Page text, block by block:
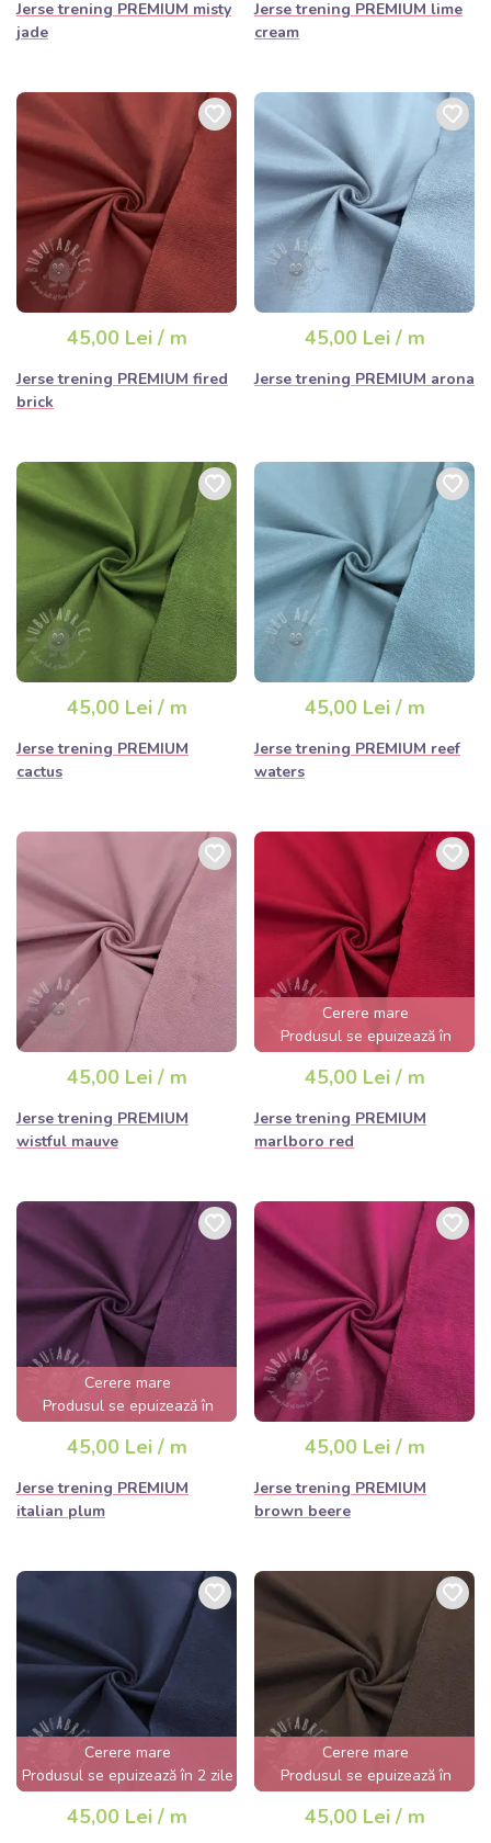
Jerse trening PREMIUM misty
jade
Jerse trening PREMIUM lime
cream
45,00 Lei / m
Jerse trening PREMIUM fired
brick
45,00 Lei / m
Jerse trening PREMIUM arona
45,00 Lei / m
Jerse trening PREMIUM
cactus
45,00 Lei / m
Jerse trening PREMIUM reef
waters
45,00 Lei / m
Jerse trening PREMIUM
wistful mauve
Cerere mare
Produsul se epuizează în
câteva ore
45,00 Lei / m
Jerse trening PREMIUM
marlboro red
Cerere mare
Produsul se epuizează în
câteva ore
45,00 Lei / m
Jerse trening PREMIUM
italian plum
45,00 Lei / m
Jerse trening PREMIUM
brown beere
Cerere mare
Produsul se epuizează în 2 zile
45,00 Lei / m
Cerere mare
Produsul se epuizează în
câteva ore
45,00 Lei / m